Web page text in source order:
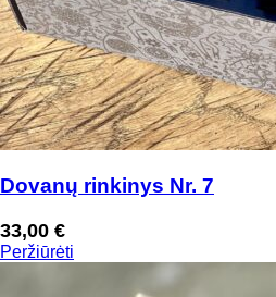
Dovanų rinkinys Nr. 7
33,00 €
Peržiūrėti